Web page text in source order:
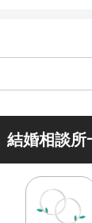
結婚相談所